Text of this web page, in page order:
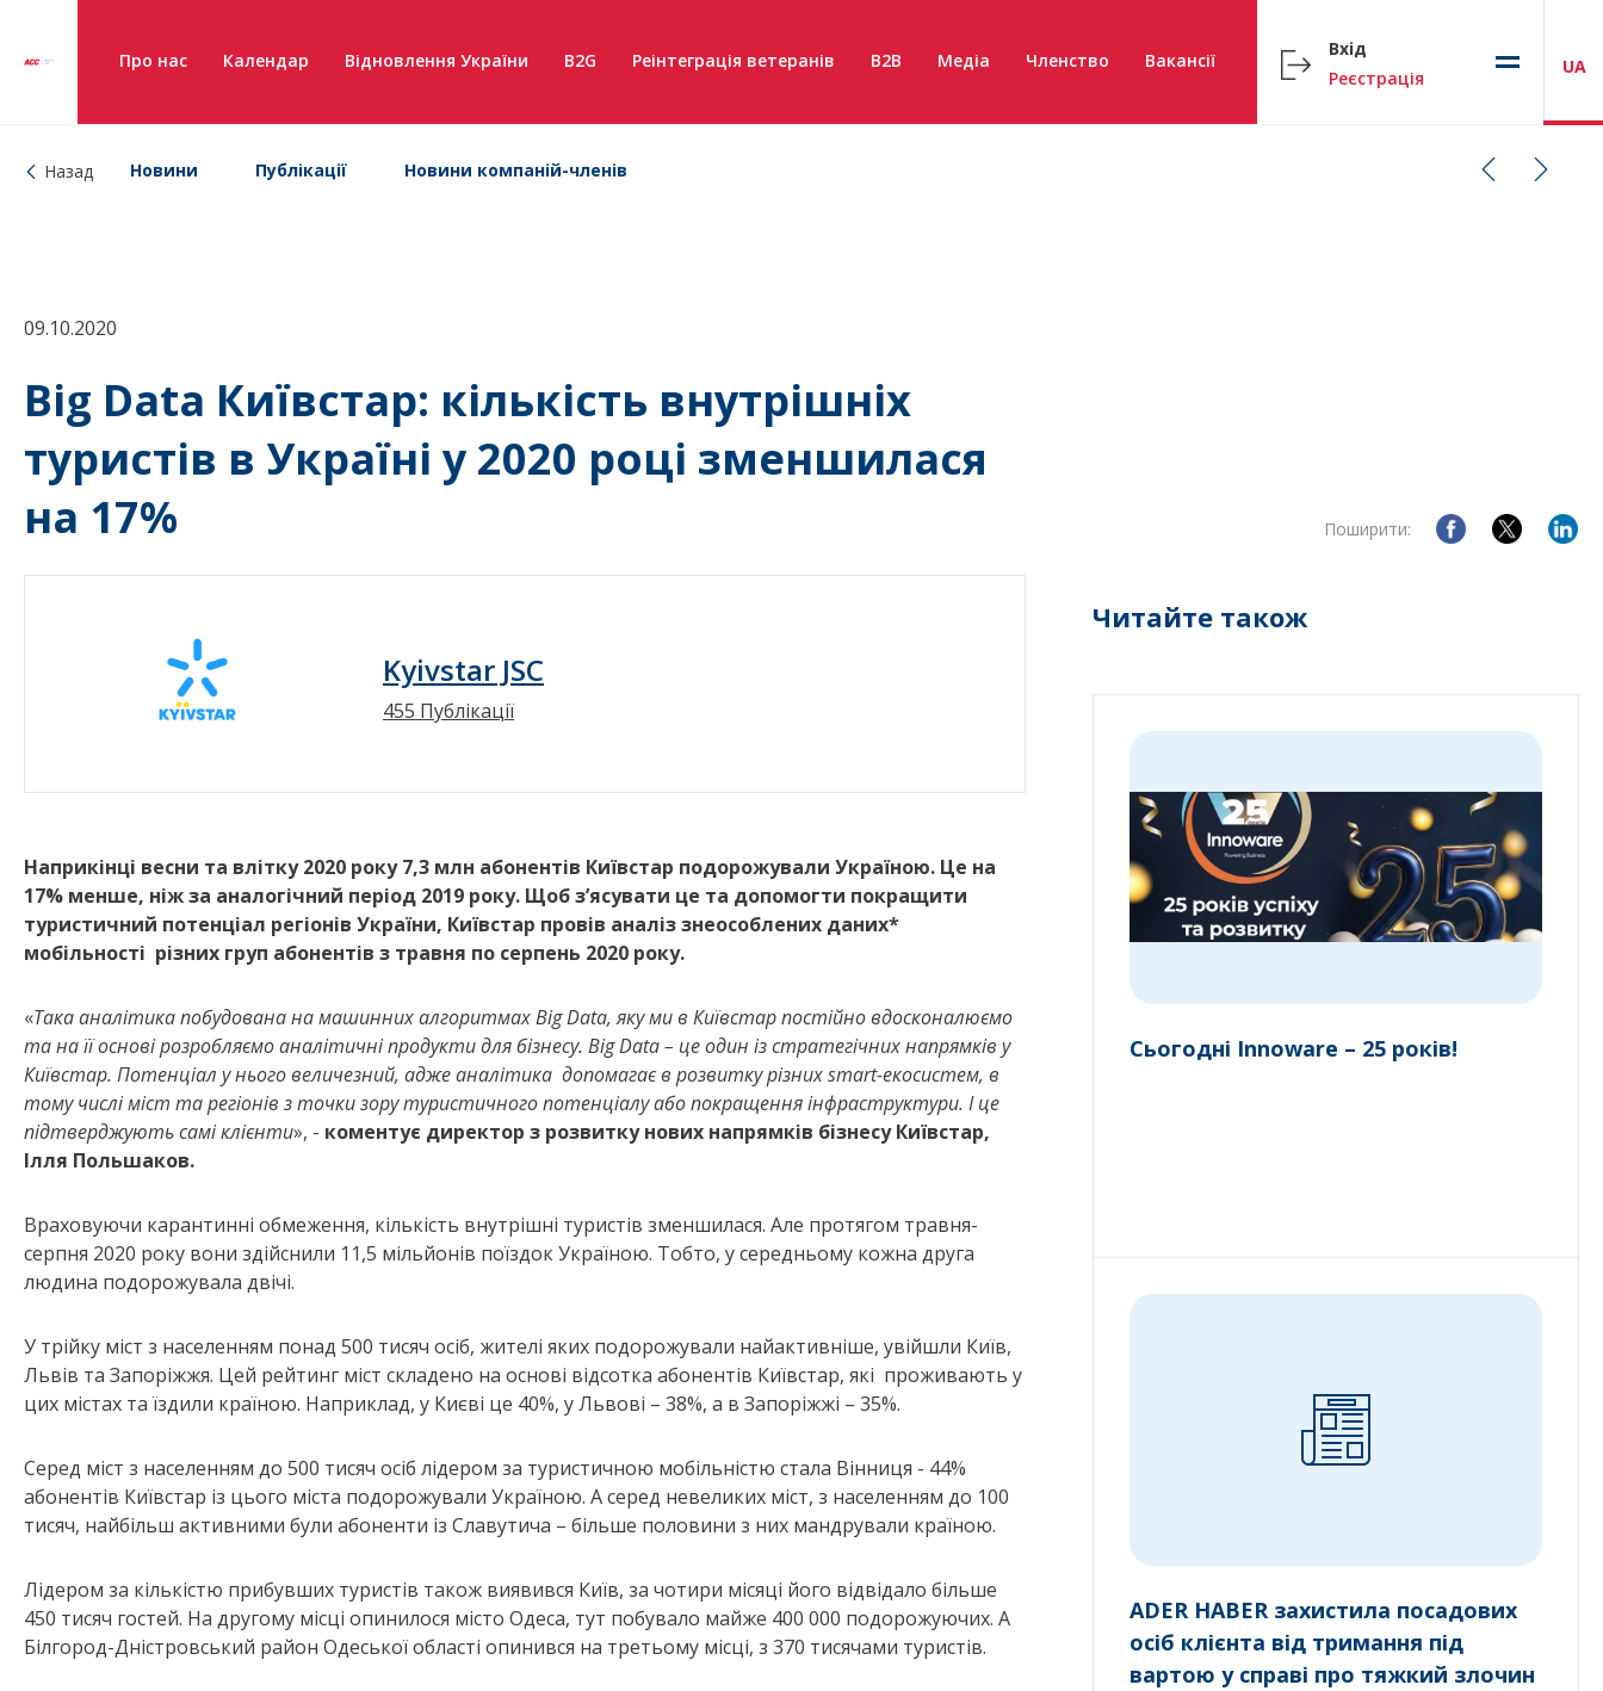
Про нас Календар Відновлення України B2G Реінтеграція ветеранів B2B Медіа Членство Вакансії
Вхід
Реєстрація
UA
Назад Новини Публікації Новини компаній-членів
09.10.2020
Big Data Київстар: кількість внутрішніх
туристів в Україні у 2020 році зменшилася
на 17%
Поширити:
Kyivstar JSC
455 Публікації
Наприкінці весни та влітку 2020 року 7,3 млн абонентів Київстар подорожували Україною. Це на
17% менше, ніж за аналогічний період 2019 року. Щоб з’ясувати це та допомогти покращити
туристичний потенціал регіонів України, Київстар провів аналіз знеособлених даних*
мобільності різних груп абонентів з травня по серпень 2020 року.
«Така аналітика побудована на машинних алгоритмах Big Data, яку ми в Київстар постійно вдосконалюємо
та на її основі розробляємо аналітичні продукти для бізнесу. Big Data – це один із стратегічних напрямків у
Київстар. Потенціал у нього величезний, адже аналітика допомагає в розвитку різних smart-екосистем, в
тому числі міст та регіонів з точки зору туристичного потенціалу або покращення інфраструктури. І це
підтверджують самі клієнти», - коментує директор з розвитку нових напрямків бізнесу Київстар,
Ілля Польшаков.
Враховуючи карантинні обмеження, кількість внутрішні туристів зменшилася. Але протягом травня-
серпня 2020 року вони здійснили 11,5 мільйонів поїздок Україною. Тобто, у середньому кожна друга
людина подорожувала двічі.
У трійку міст з населенням понад 500 тисяч осіб, жителі яких подорожували найактивніше, увійшли Київ,
Львів та Запоріжжя. Цей рейтинг міст складено на основі відсотка абонентів Київстар, які проживають у
цих містах та їздили країною. Наприклад, у Києві це 40%, у Львові – 38%, а в Запоріжжі – 35%.
Серед міст з населенням до 500 тисяч осіб лідером за туристичною мобільністю стала Вінниця - 44%
абонентів Київстар із цього міста подорожували Україною. А серед невеликих міст, з населенням до 100
тисяч, найбільш активними були абоненти із Славутича – більше половини з них мандрували країною.
Лідером за кількістю прибувших туристів також виявився Київ, за чотири місяці його відвідало більше
450 тисяч гостей. На другому місці опинилося місто Одеса, тут побувало майже 400 000 подорожуючих. А
Білгород-Дністровський район Одеської області опинився на третьому місці, з 370 тисячами туристів.
Читайте також
Сьогодні Innoware – 25 років!
ADER HABER захистила посадових
осіб клієнта від тримання під
вартою у справі про тяжкий злочин